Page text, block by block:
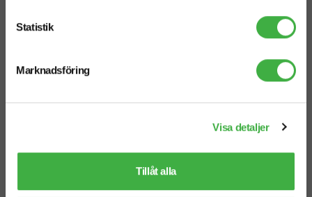
Statistik
Marknadsföring
Visa detaljer
Tillåt alla